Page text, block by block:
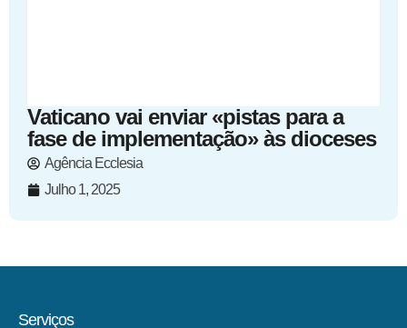
Vaticano vai enviar «pistas para a
fase de implementação» às dioceses
Agência Ecclesia
Julho 1, 2025
Serviços